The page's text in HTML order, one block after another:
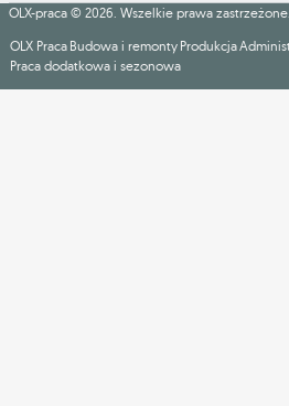
OLX-praca © 2026. Wszelkie prawa zastrzeżone.
OLX Praca Budowa i remonty Produkcja
Praca dodatkowa i sezonowa